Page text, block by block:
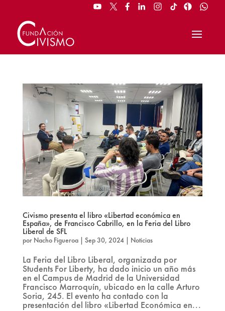
Civismo presenta el libro «Libertad económica en
España», de Francisco Cabrillo, en la Feria del Libro
Liberal de SFL
por Nacho Figueroa| Sep 30, 2024| Noticias
La Feria del Libro Liberal, organizada por
Students For Liberty, ha dado inicio un año más
en el Campus de Madrid de la Universidad
Francisco Marroquín, ubicado en la calle Arturo
Soria, 245. El evento ha contado con la
presentación del libro «Libertad Económica en...